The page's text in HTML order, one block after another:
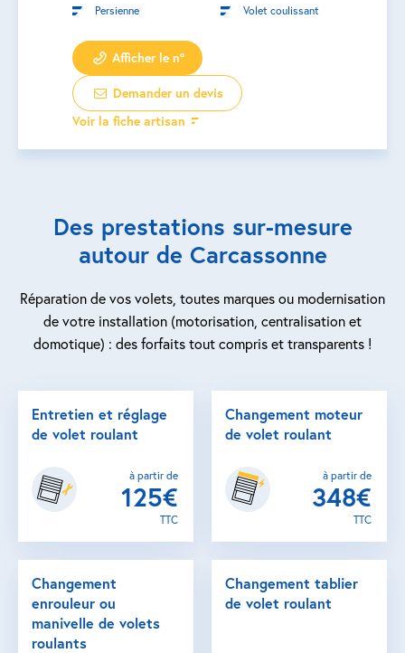
Persienne Volet coulissant
Afficher le n°
Demander un devis
Voir la fiche artisan
Des prestations sur-mesure
autour de Carcassonne
Réparation de vos volets, toutes marques ou modernisation
de votre installation (motorisation, centralisation et
domotique) : des forfaits tout compris et transparents !
Entretien et réglage
de volet roulant
à partir de
125€
TTC
Changement moteur
de volet roulant
à partir de
348€
TTC
Changement
enrouleur ou
manivelle de volets
roulants
Changement tablier
de volet roulant